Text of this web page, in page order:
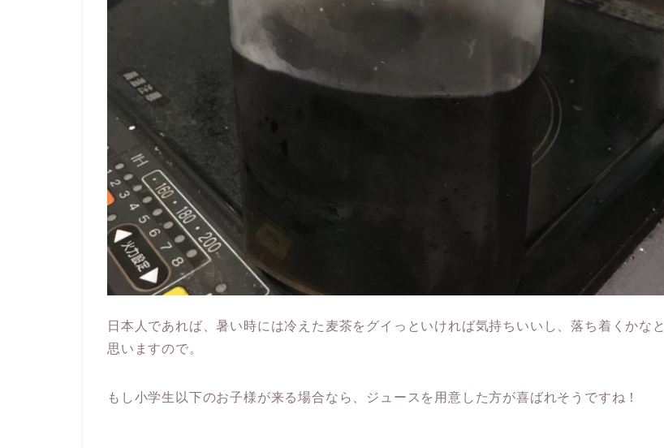
日本人であれば、暑い時には冷えた麦茶をグイっといければ気持ちいいし、落ち着くかなと
思いますので。
もし小学生以下のお子様が来る場合なら、ジュースを用意した方が喜ばれそうですね！